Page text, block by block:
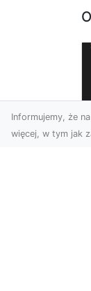
Informujemy, że
więcej, w tym jak